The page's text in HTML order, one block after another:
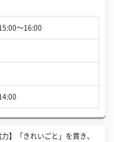
〜16:00
力】「きれいごと」を貫き、